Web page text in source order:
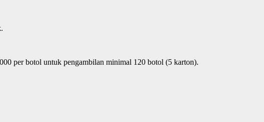
per botol untuk pengambilan minimal 120 botol (5 karton).